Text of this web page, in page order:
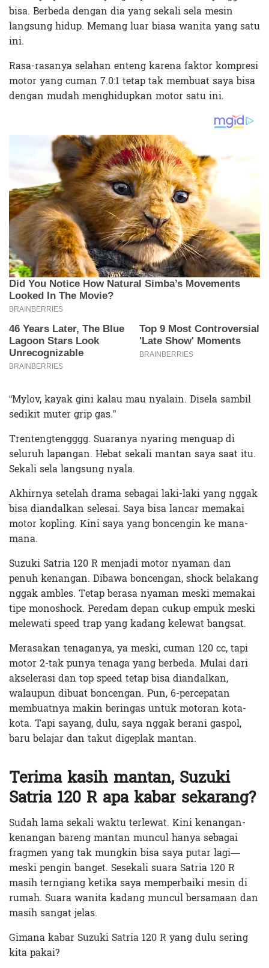
bisa. Berbeda dengan dia yang sekali sela mesin
langsung hidup. Memang luar biasa wanita yang satu
ini.
Rasa-rasanya selahan enteng karena faktor kompresi
motor yang cuman 7.0:1 tetap tak membuat saya bisa
dengan mudah menghidupkan motor satu ini.
“Mylov, kayak gini kalau mau nyalain. Disela sambil
sedikit muter grip gas.”
Trentengtengggg. Suaranya nyaring menguap di
seluruh lapangan. Hebat sekali mantan saya saat itu.
Sekali sela langsung nyala.
Akhirnya setelah drama sebagai laki-laki yang nggak
bisa diandalkan selesai. Saya bisa lancar memakai
motor kopling. Kini saya yang boncengin ke mana-
mana.
Suzuki Satria 120 R menjadi motor nyaman dan
penuh kenangan. Dibawa boncengan, shock belakang
nggak ambles. Tetap berasa nyaman meski memakai
tipe monoshock. Peredam depan cukup empuk meski
melewati speed trap yang kadang kelewat bangsat.
Merasakan tenaganya, ya meski, cuman 120 cc, tapi
motor 2-tak punya tenaga yang berbeda. Mulai dari
akselerasi dan top speed tetap bisa diandalkan,
walaupun dibuat boncengan. Pun, 6-percepatan
membuatnya makin beringas untuk motoran kota-
kota. Tapi sayang, dulu, saya nggak berani gaspol,
baru belajar dan takut digeplak mantan.
Terima kasih mantan, Suzuki
Satria 120 R apa kabar sekarang?
Sudah lama sekali waktu terlewat. Kini kenangan-
kenangan bareng mantan muncul hanya sebagai
fragmen yang tak mungkin bisa saya putar lagi—
meski pengin banget. Sesekali suara Satria 120 R
masih terngiang ketika saya memperbaiki mesin di
rumah. Suara wanita kadang muncul bersamaan dan
masih sangat jelas.
Gimana kabar Suzuki Satria 120 R yang dulu sering
kita pakai?